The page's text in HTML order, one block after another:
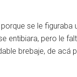
se le figuraba
pero le
brebaje, de acá